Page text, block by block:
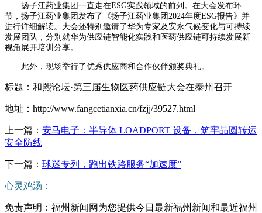
扬子江药业集团一直走在ESG实践领域的前列。在大会发布环
节，扬子江药业集团发布了《扬子江药业集团2024年度ESG报告》并
进行详细解读。大会还特别邀请了华为专家及安永气候变化与可持续
发展团队，分别就华为供应链智能化实践和医药供应链可持续发展新
视角展开培训分享。
此外，现场举行了优秀供应商和合作伙伴颁奖典礼。
标题：和熙论坛·第三届生物医药供应链大会在泰州召开
地址：http://www.fangcetianxia.cn/fzjj/39527.html
上一篇： 安马电子：半导体 LOADPORT 设备，筑牢晶圆转运
安全防线
下一篇： 球迷专列，跑出铁路服务“加速度”
心灵鸡汤：
免责声明：福州新闻网为您提供今日最新福州新闻和最近福州